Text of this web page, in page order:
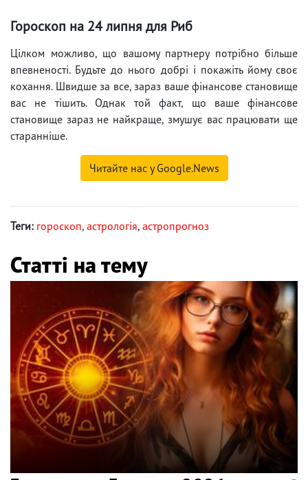
Гороскоп на 24 липня для Риб
Цілком можливо, що вашому партнеру потрібно більше
впевненості. Будьте до нього добрі і покажіть йому своє
кохання. Швидше за все, зараз ваше фінансове становище
вас не тішить. Однак той факт, що ваше фінансове
становище зараз не найкраще, змушує вас працювати ще
старанніше.
Читайте нас у Google.News
Теги: гороскоп, астрологія, астропрогноз
Статті на тему